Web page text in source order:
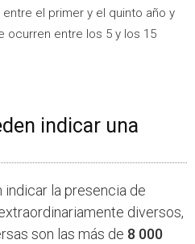
el primer y el quinto año y
ocurren entre los 5 y los 15
indicar una
indicar la presencia de
diversos,
son las más de 8 000